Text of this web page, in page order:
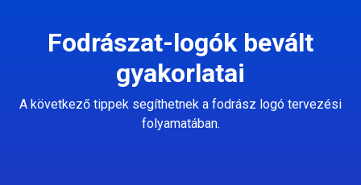
Fodrászat-logók bevált
gyakorlatai
A következő tippek segíthetnek a fodrász logó tervezési
folyamatában.